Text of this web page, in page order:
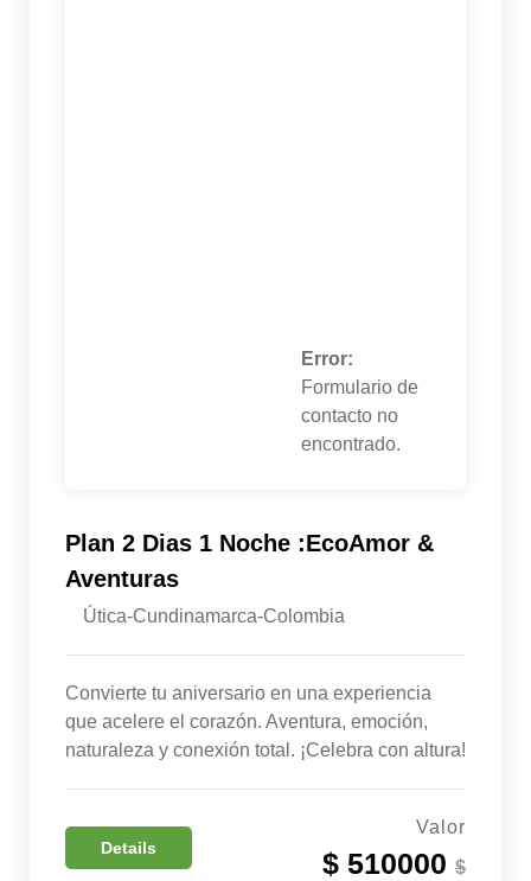
Error:
Formulario de
contacto no
encontrado.
Plan 2 Dias 1 Noche :EcoAmor &
Aventuras
Útica-Cundinamarca-Colombia
Convierte tu aniversario en una experiencia
que acelere el corazón. Aventura, emoción,
naturaleza y conexión total. ¡Celebra con altura!
Details
Valor
$ 510000 $